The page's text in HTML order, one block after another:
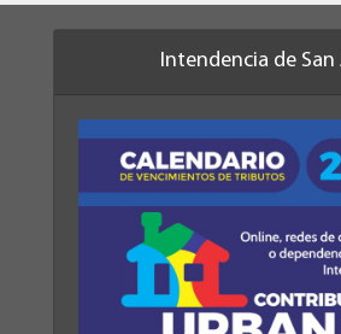
Intendencia de San